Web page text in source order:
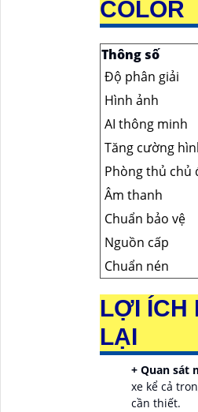
COLOR
Thông số
Độ phân giải
Hình ảnh
AI thông minh
Tăng cường
Phòng thủ chủ
Âm thanh
Chuẩn bảo vệ
Nguồn cấp
Chuẩn nén
LỢI ÍCH
LẠI
+ Quan sát
xe kể cả
cần thiết.